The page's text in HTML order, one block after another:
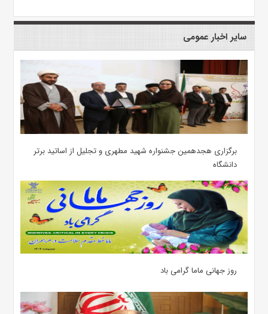
سایر اخبار عمومی
برگزاری هجدهمین جشنواره شهید مطهری و تجلیل از اساتید برتر
دانشگاه
روز جهانی ماما گرامی باد